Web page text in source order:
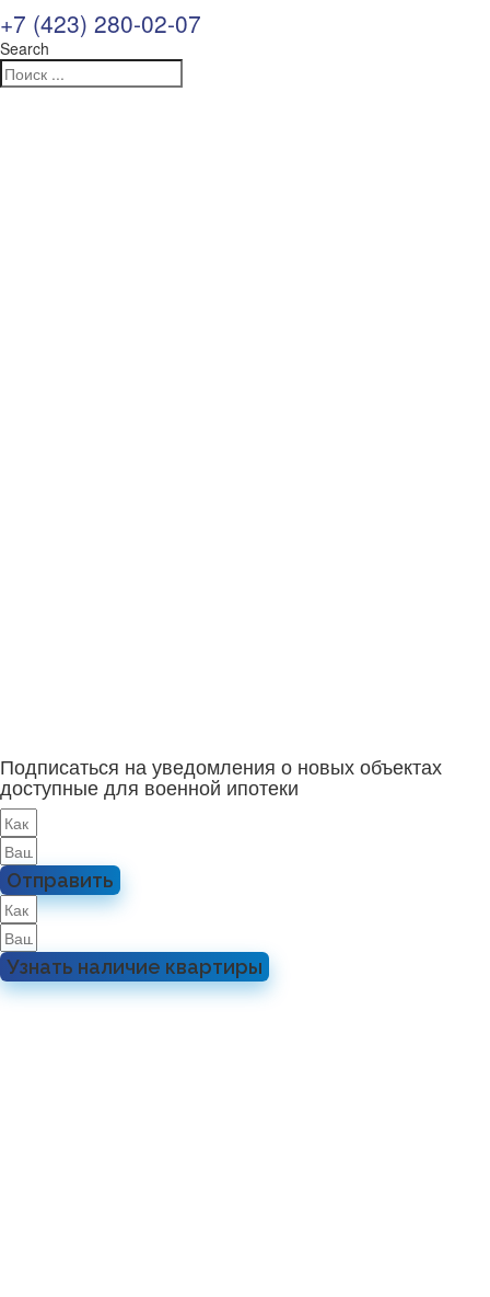
+7 (423) 280-02-07
Search
Подписаться на уведомления о новых объектах
доступные для военной ипотеки
Отправить
Узнать наличие квартиры